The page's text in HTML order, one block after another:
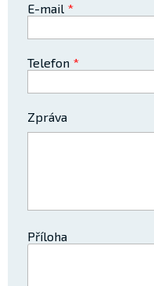
E-mail
Telefon
Zpráva
Příloha